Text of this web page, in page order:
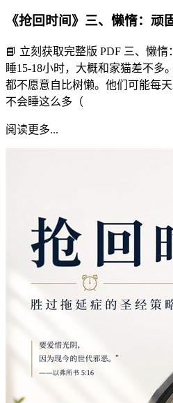
《抢回时间》三、懒惰：顽
📘 立刻获取完整版 PDF 三、懒
睡15-18小时，大概和家猫差不多
都不愿意自比树懒。他们可能每
不会睡这么多（
阅读更多...